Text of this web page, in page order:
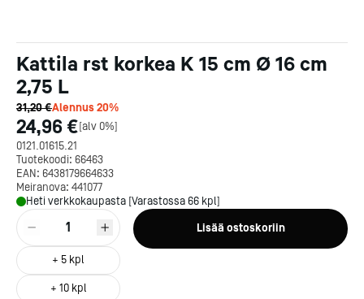
Kattila rst korkea K 15 cm Ø 16 cm
2,75 L
31,20 €Alennus20%
24,96 €[alv 0%]
0121.01615.21
Tuotekoodi: 66463
EAN: 6438179664633
Meiranova: 441077
Heti verkkokaupasta [Varastossa 66 kpl]
1
+ 5 kpl
+ 10kpl
Lisää ostoskoriin